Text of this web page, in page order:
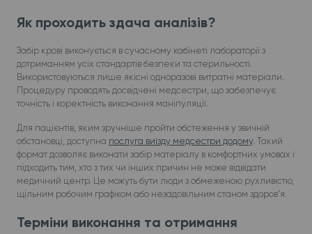
Як проходить здача аналізів?
Забір крові виконується в сучасному кабінеті лабораторії з
дотриманням усіх стандартів безпеки та стерильності.
Використовуються лише якісні одноразові витратні матеріали.
Процедуру проводять досвідчені медсестри, що забезпечує
точність і коректність виконання маніпуляції.
Для пацієнтів, яким зручніше пройти обстеження у звичній
обстановці, доступна послуга виїзду медсестри додому. Такий
формат дозволяє виконати забір матеріалу в комфортних умовах і
підходить тим, хто з тих чи інших причин не може відвідати
медичний центр. Це можуть бути люди з обмеженою рухливістю,
щільним робочим графіком або незадовільним станом здоров’я.
Терміни виконання та отримання